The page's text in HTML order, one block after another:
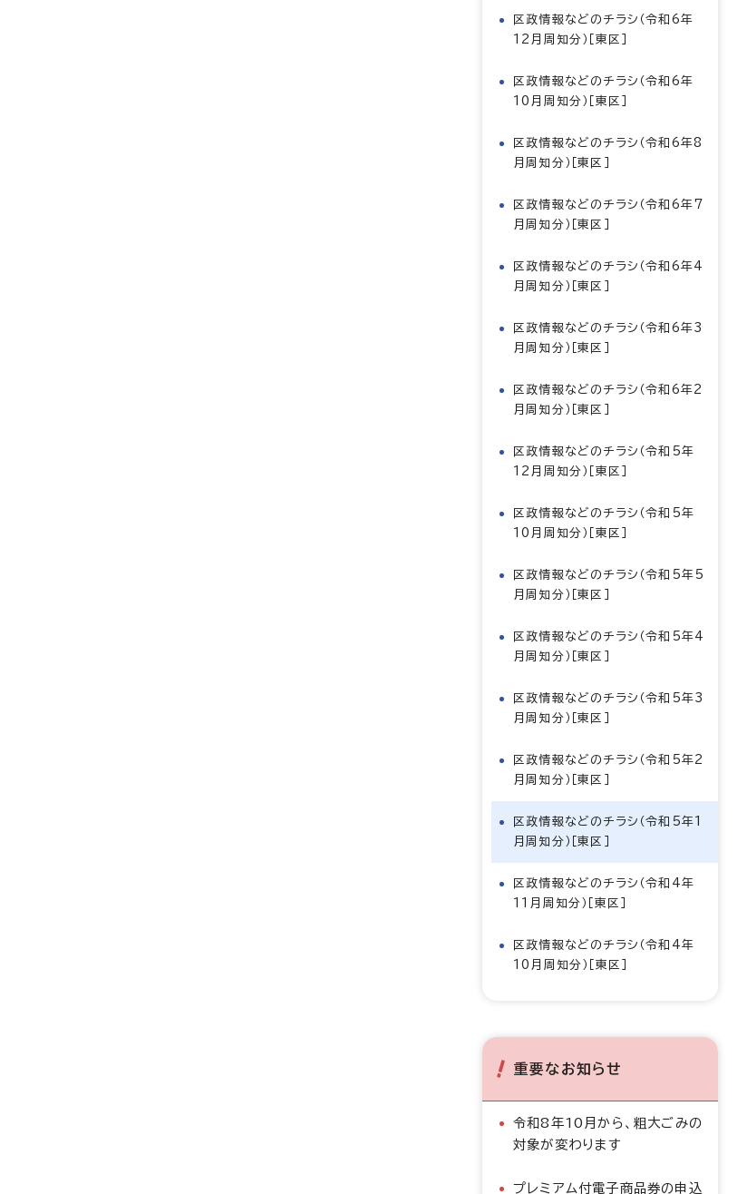
区政情報などのチラシ（令和6年
12月周知分）［東区］
区政情報などのチラシ（令和6年
10月周知分）［東区］
区政情報などのチラシ（令和6年8
月周知分）［東区］
区政情報などのチラシ（令和6年7
月周知分）［東区］
区政情報などのチラシ（令和6年4
月周知分）［東区］
区政情報などのチラシ（令和6年3
月周知分）［東区］
区政情報などのチラシ（令和6年2
月周知分）［東区］
区政情報などのチラシ（令和5年
12月周知分）［東区］
区政情報などのチラシ（令和5年
10月周知分）［東区］
区政情報などのチラシ（令和5年5
月周知分）［東区］
区政情報などのチラシ（令和5年4
月周知分）［東区］
区政情報などのチラシ（令和5年3
月周知分）［東区］
区政情報などのチラシ（令和5年2
月周知分）［東区］
区政情報などのチラシ（令和5年1
月周知分）［東区］
区政情報などのチラシ（令和4年
11月周知分）［東区］
区政情報などのチラシ（令和4年
10月周知分）［東区］
重要なお知らせ
令和8年10月から、粗大ごみの
対象が変わります
プレミアム付電子商品券の申込